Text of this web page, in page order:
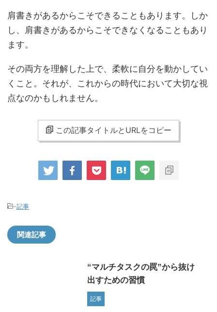
肩書きがあるからこそできることもあります。しか
し、肩書きがあるからこそできなくなることもあり
ます。
その両方を理解した上で、柔軟に自分を動かしてい
くこと。それが、これからの時代において大切な視
点なのかもしれません。
この記事タイトルとURLをコピー
-記事
関連記事
“マルチタスクの罠”から抜け
出すための習慣
記事